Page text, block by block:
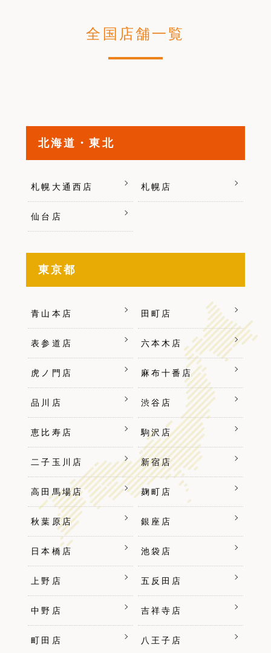
全国店舗一覧
北海道・東北
札幌大通西店 札幌店
仙台店
東京都
青山本店 田町店
表参道店 六本木店
虎ノ門店 麻布十番店
品川店 渋谷店
恵比寿店 駒沢店
二子玉川店 新宿店
高田馬場店 麹町店
秋葉原店 銀座店
日本橋店 池袋店
上野店 五反田店
中野店 吉祥寺店
町田店 八王子店